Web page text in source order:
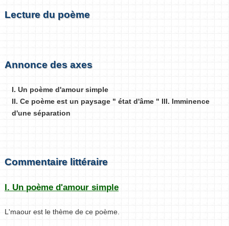
Lecture du poème
Annonce des axes
I. Un poème d'amour simple
II. Ce poème est un paysage " état d'âme " III. Imminence
d'une séparation
Commentaire littéraire
I. Un poème d'amour simple
L'maour est le thème de ce poème.